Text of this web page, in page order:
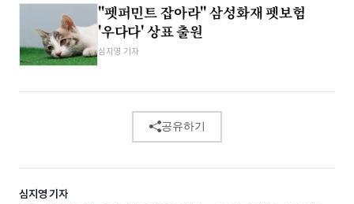
"펫퍼민트 잡아라" 삼성화재 펫보험
'우다다' 상표 출원
심지영 기자
공유하기
심지영 기자